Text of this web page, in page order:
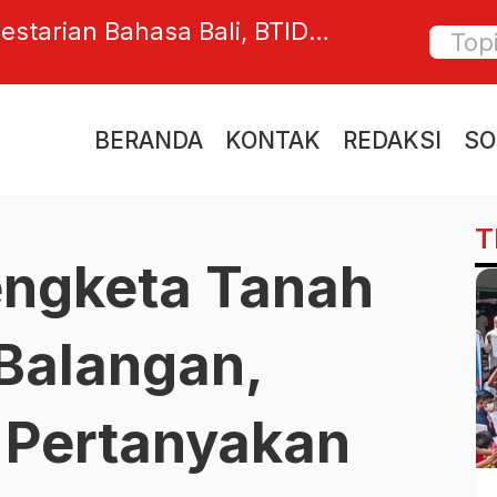
Renang, Kei Han Wakili
BERANDA KONTAK REDAKSI
Tanah